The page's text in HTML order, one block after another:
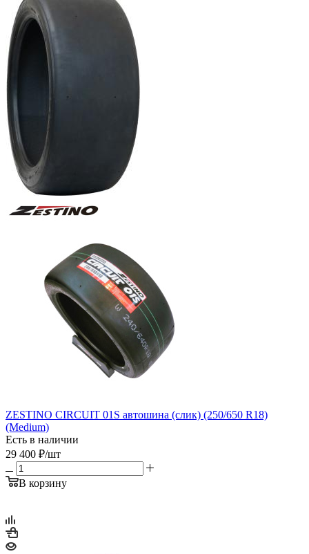
ZESTINO CIRCUIT 01S автошина (слик) (250/650 R18)
(Medium)
Есть в наличии
29 400 ₽/шт
В корзину